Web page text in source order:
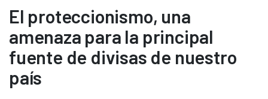
El proteccionismo, una
amenaza para la principal
fuente de divisas de nuestro
país